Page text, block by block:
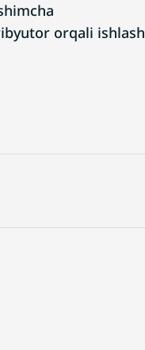
orqali ishlash